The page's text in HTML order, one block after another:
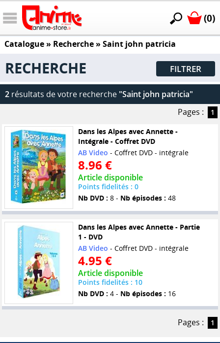
(0)
Catalogue» Recherche » Saint john patricia
RECHERCHE FILTRER
2 résultats de votre recherche "Saint john patricia"
Pages :
1
Dans les Alpes avec Annette -
Intégrale - Coffret DVD
AB Video - Coffret DVD - intégrale
8.96 €
Article disponible
Points fidelités : 0
Nb DVD : 8 - Nb épisodes : 48
Dans les Alpes avec Annette - Partie
1 - DVD
AB Video - Coffret DVD - intégrale
4.95 €
Article disponible
Points fidelités : 10
Nb DVD : 4 - Nb épisodes : 16
Pages : 1